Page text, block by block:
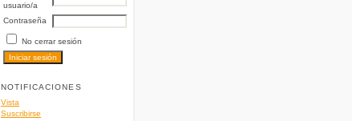
usuario/a
Contraseña
No cerrar sesión
NOTIFICACIONES
Vista
Suscribirse